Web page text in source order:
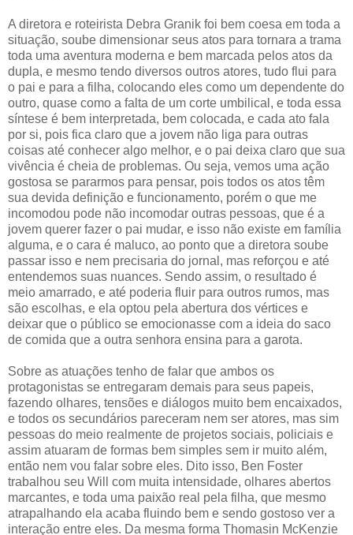
A diretora e roteirista Debra Granik foi bem coesa em toda a
situação, soube dimensionar seus atos para tornara a trama
toda uma aventura moderna e bem marcada pelos atos da
dupla, e mesmo tendo diversos outros atores, tudo flui para
o pai e para a filha, colocando eles como um dependente do
outro, quase como a falta de um corte umbilical, e toda essa
síntese é bem interpretada, bem colocada, e cada ato fala
por si, pois fica claro que a jovem não liga para outras
coisas até conhecer algo melhor, e o pai deixa claro que sua
vivência é cheia de problemas. Ou seja, vemos uma ação
gostosa se pararmos para pensar, pois todos os atos têm
sua devida definição e funcionamento, porém o que me
incomodou pode não incomodar outras pessoas, que é a
jovem querer fazer o pai mudar, e isso não existe em família
alguma, e o cara é maluco, ao ponto que a diretora soube
passar isso e nem precisaria do jornal, mas reforçou e até
entendemos suas nuances. Sendo assim, o resultado é
meio amarrado, e até poderia fluir para outros rumos, mas
são escolhas, e ela optou pela abertura dos vértices e
deixar que o público se emocionasse com a ideia do saco
de comida que a outra senhora ensina para a garota.
Sobre as atuações tenho de falar que ambos os
protagonistas se entregaram demais para seus papeis,
fazendo olhares, tensões e diálogos muito bem encaixados,
e todos os secundários pareceram nem ser atores, mas sim
pessoas do meio realmente de projetos sociais, policiais e
assim atuaram de formas bem simples sem ir muito além,
então nem vou falar sobre eles. Dito isso, Ben Foster
trabalhou seu Will com muita intensidade, olhares abertos
marcantes, e toda uma paixão real pela filha, que mesmo
atrapalhando ela acaba fluindo bem e sendo gostoso ver a
interação entre eles. Da mesma forma Thomasin McKenzie